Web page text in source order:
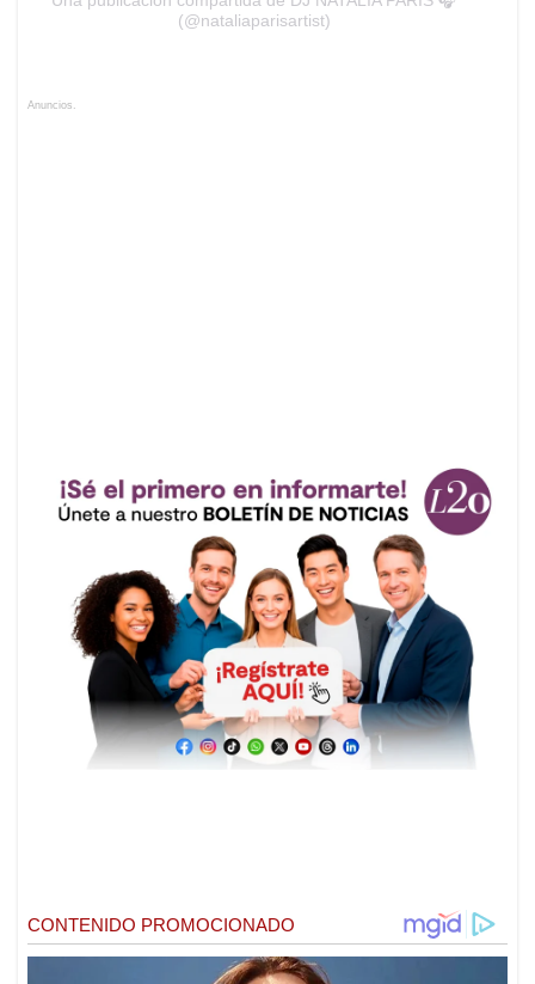
(@nataliaparisartist)
Anuncios.